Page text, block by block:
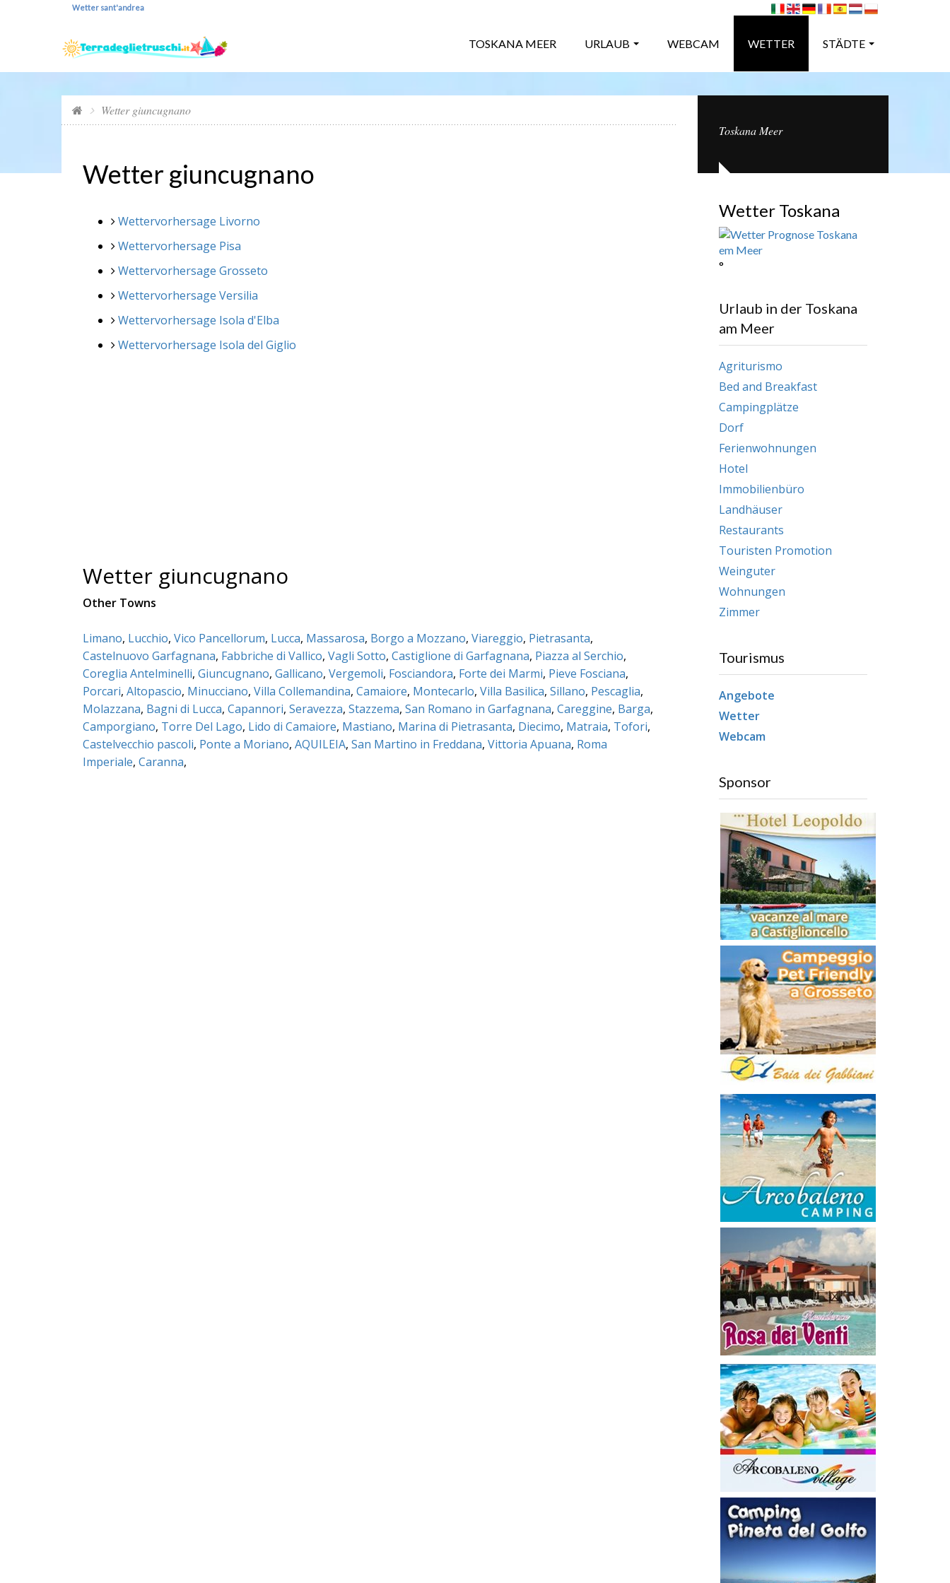
Wetter sant'andrea
TOSKANA MEER URLAUB WEBCAM WETTER STÄDTE
Wetter giuncugnano
Wetter giuncugnano
Wettervorhersage Livorno
Wettervorhersage Pisa
Wettervorhersage Grosseto
Wettervorhersage Versilia
Wettervorhersage Isola d'Elba
Wettervorhersage Isola del Giglio
Wetter giuncugnano
Other Towns
Limano, Lucchio, Vico Pancellorum, Lucca, Massarosa, Borgo a Mozzano, Viareggio, Pietrasanta,
Castelnuovo Garfagnana, Fabbriche di Vallico, Vagli Sotto, Castiglione di Garfagnana, Piazza al Serchio,
Coreglia Antelminelli, Giuncugnano, Gallicano, Vergemoli, Fosciandora, Forte dei Marmi, Pieve Fosciana,
Porcari, Altopascio, Minucciano, Villa Collemandina, Camaiore, Montecarlo, Villa Basilica, Sillano, Pescaglia,
Molazzana, Bagni di Lucca, Capannori, Seravezza, Stazzema, San Romano in Garfagnana, Careggine, Barga,
Camporgiano, Torre Del Lago, Lido di Camaiore, Mastiano, Marina di Pietrasanta, Diecimo, Matraia, Tofori,
Castelvecchio pascoli, Ponte a Moriano, AQUILEIA, San Martino in Freddana, Vittoria Apuana, Roma
Imperiale, Caranna,
Toskana Meer
Wetter Toskana
°
Urlaub in der Toskana
am Meer
Agriturismo
Bed and Breakfast
Campingplätze
Dorf
Ferienwohnungen
Hotel
Immobilienbüro
Landhäuser
Restaurants
Touristen Promotion
Weinguter
Wohnungen
Zimmer
Tourismus
Angebote
Wetter
Webcam
Sponsor